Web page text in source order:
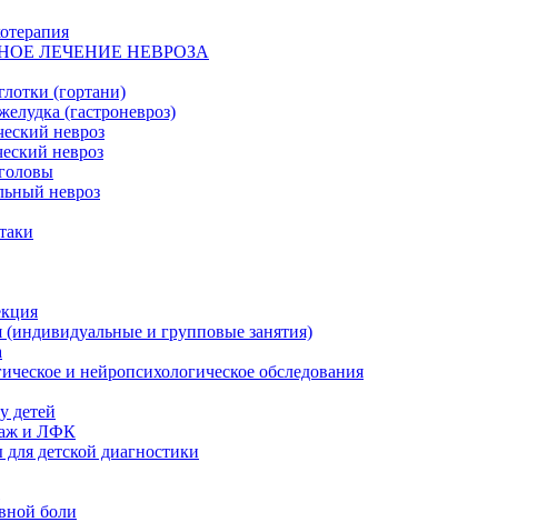
ЛЕЧЕНИЕ НЕВРОЗА
(гортани)
(гастроневроз)
невроз
невроз
невроз
(индивидуальные и групповые занятия)
и нейропсихологическое обследования
детей
и ЛФК
детской диагностики
боли